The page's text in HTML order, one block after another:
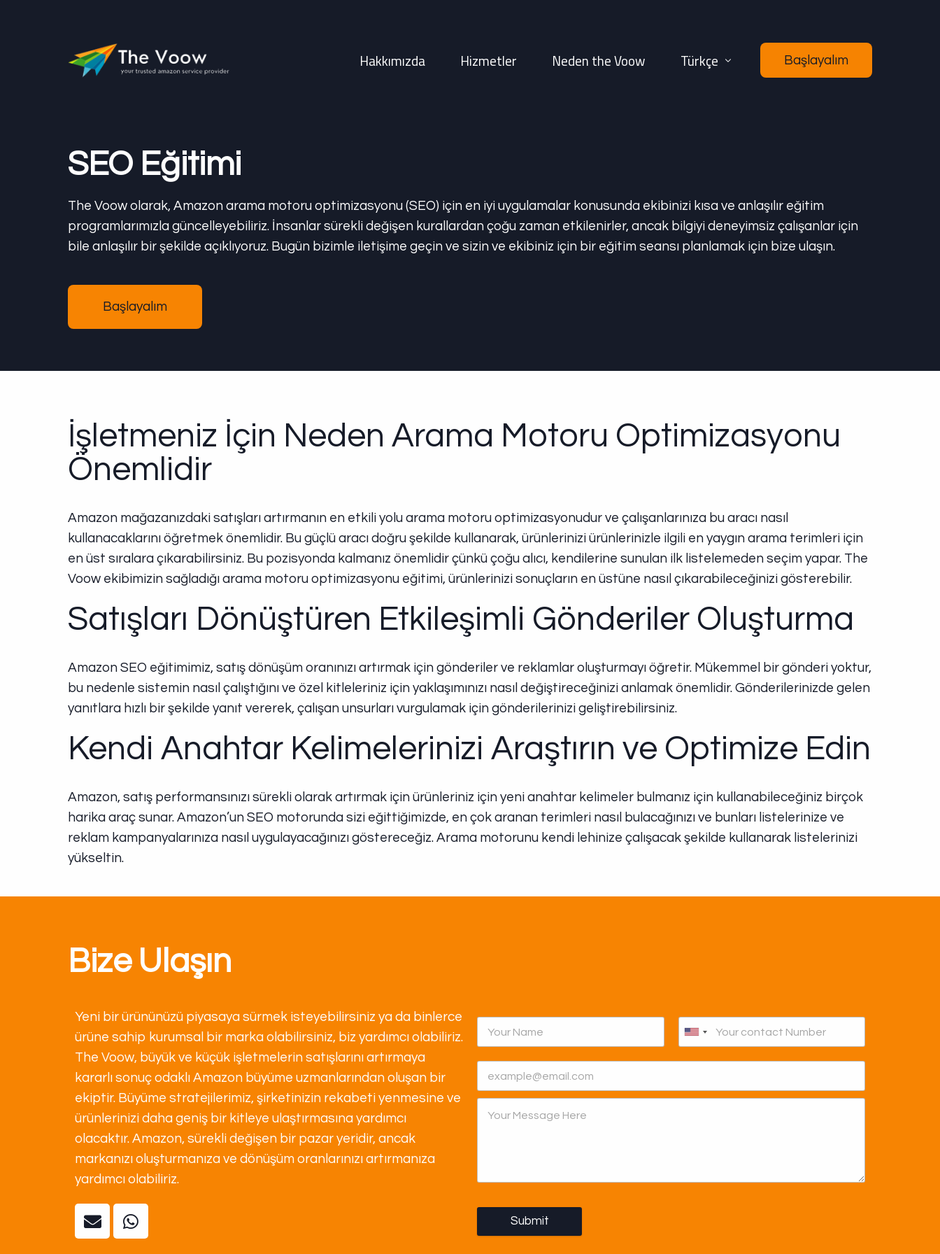
Hakkımızda Hizmetler Neden the Voow Türkçe Başlayalım
SEO Eğitimi
The Voow olarak, Amazon arama motoru optimizasyonu (SEO) için en iyi uygulamalar konusunda ekibinizi kısa ve anlaşılır eğitim
programlarımızla güncelleyebiliriz. İnsanlar sürekli değişen kurallardan çoğu zaman etkilenirler, ancak bilgiyi deneyimsiz çalışanlar için
bile anlaşılır bir şekilde açıklıyoruz. Bugün bizimle iletişime geçin ve sizin ve ekibiniz için bir eğitim seansı planlamak için bize ulaşın.
Başlayalım
İşletmeniz İçin Neden Arama Motoru Optimizasyonu
Önemlidir
Amazon mağazanızdaki satışları artırmanın en etkili yolu arama motoru optimizasyonudur ve çalışanlarınıza bu aracı nasıl
kullanacaklarını öğretmek önemlidir. Bu güçlü aracı doğru şekilde kullanarak, ürünlerinizi ürünlerinizle ilgili en yaygın arama terimleri için
en üst sıralara çıkarabilirsiniz. Bu pozisyonda kalmanız önemlidir çünkü çoğu alıcı, kendilerine sunulan ilk listelemeden seçim yapar. The
Voow ekibimizin sağladığı arama motoru optimizasyonu eğitimi, ürünlerinizi sonuçların en üstüne nasıl çıkarabileceğinizi gösterebilir.
Satışları Dönüştüren Etkileşimli Gönderiler Oluşturma
Amazon SEO eğitimimiz, satış dönüşüm oranınızı artırmak için gönderiler ve reklamlar oluşturmayı öğretir. Mükemmel bir gönderi yoktur,
bu nedenle sistemin nasıl çalıştığını ve özel kitleleriniz için yaklaşımınızı nasıl değiştireceğinizi anlamak önemlidir. Gönderilerinizde gelen
yanıtlara hızlı bir şekilde yanıt vererek, çalışan unsurları vurgulamak için gönderilerinizi geliştirebilirsiniz.
Kendi Anahtar Kelimelerinizi Araştırın ve Optimize Edin
Amazon, satış performansınızı sürekli olarak artırmak için ürünleriniz için yeni anahtar kelimeler bulmanız için kullanabileceğiniz birçok
harika araç sunar. Amazon’un SEO motorunda sizi eğittiğimizde, en çok aranan terimleri nasıl bulacağınızı ve bunları listelerinize ve
reklam kampanyalarınıza nasıl uygulayacağınızı göstereceğiz. Arama motorunu kendi lehinize çalışacak şekilde kullanarak listelerinizi
yükseltin.
Bize Ulaşın
Yeni bir ürününüzü piyasaya sürmek isteyebilirsiniz ya da binlerce
ürüne sahip kurumsal bir marka olabilirsiniz, biz yardımcı olabiliriz.
The Voow, büyük ve küçük işletmelerin satışlarını artırmaya
kararlı sonuç odaklı Amazon büyüme uzmanlarından oluşan bir
ekiptir. Büyüme stratejilerimiz, şirketinizin rekabeti yenmesine ve
ürünlerinizi daha geniş bir kitleye ulaştırmasına yardımcı
olacaktır. Amazon, sürekli değişen bir pazar yeridir, ancak
markanızı oluşturmanıza ve dönüşüm oranlarınızı artırmanıza
yardımcı olabiliriz.
Submit